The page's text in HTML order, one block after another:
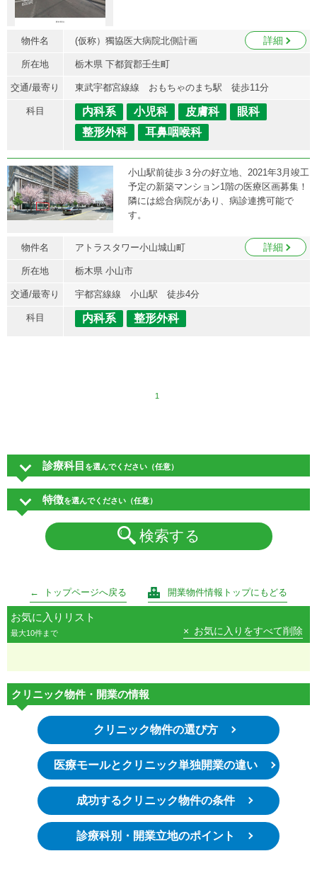
物件名 (仮称）獨協医大病院北側計画 詳細
所在地 栃木県 下都賀郡壬生町
交通/最寄り 東武宇都宮線線 おもちゃのまち駅 徒歩11分
科目 内科系 小児科 皮膚科
眼科
整形外科
耳鼻咽喉科
小山駅前徒歩３分の好立地、2021年3月竣工
予定の新築マンション1階の医療区画募集！
隣には総合病院があり、病診連携可能で
す。
物件名 アトラスタワー小山城山町 詳細
所在地 栃木県 小山市
交通/最寄り 宇都宮線線 小山駅 徒歩4分
科目 内科系 整形外科
1
診療科目 を選んでください（任意）
特徴を選んでください（任意）
検索する
トップページへ戻る 開業物件情報トップにもどる
お気に入りリスト
最大10件まで お気に入りをすべて削除
クリニック物件・開業の情報
クリニック物件の選び方
医療モールとクリニック単独開業の違い
成功するクリニック物件の条件
診療科別・開業立地のポイント